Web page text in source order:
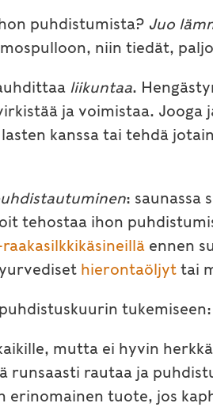
puhdistumista? Juo
niin tiedät,
liikuntaa.
ja voimistaa. Jooga
kanssa tai tehdä
: saunassa
tehostaa ihon
ennen
hierontaöljyt tai
tukemiseen:
mutta ei hyvin
runsaasti rautaa ja
erinomainen tuote, jos